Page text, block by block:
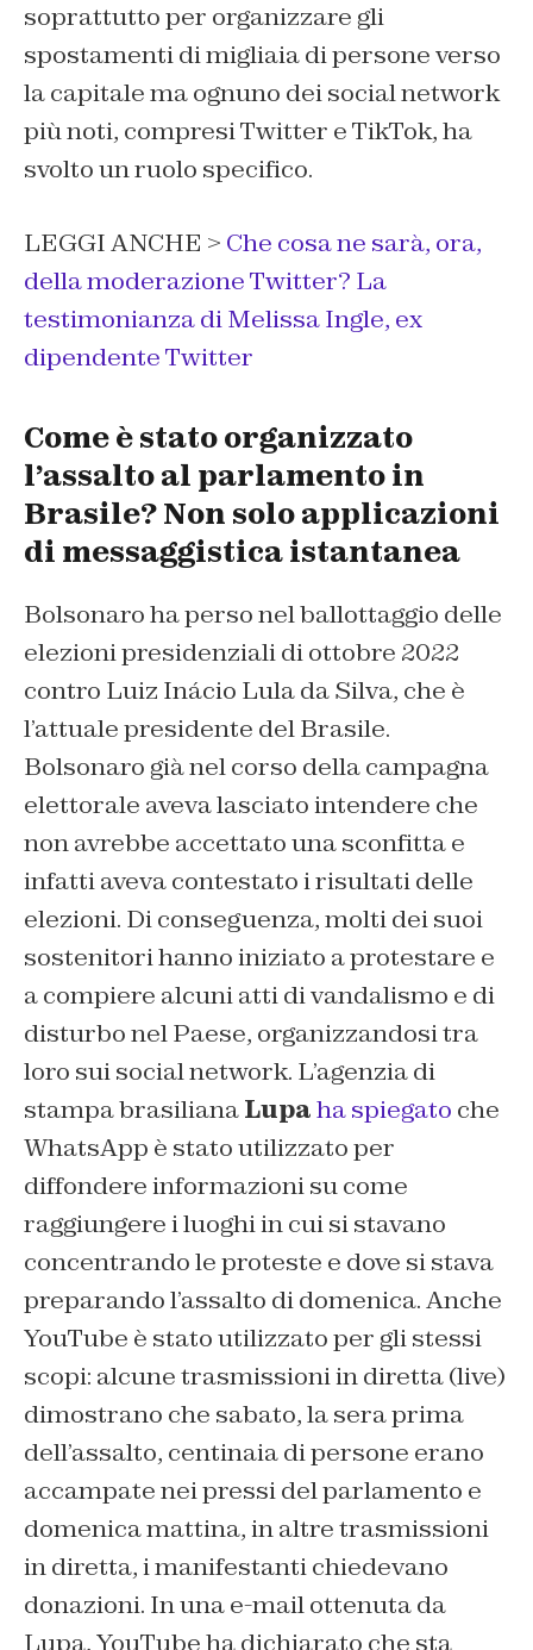
soprattutto per organizzare gli
spostamenti di migliaia di persone verso
la capitale ma ognuno dei social network
più noti, compresi Twitter e TikTok, ha
svolto un ruolo specifico.
LEGGI ANCHE > Che cosa ne sarà, ora,
della moderazione Twitter? La
testimonianza di Melissa Ingle, ex
dipendente Twitter
Come è stato organizzato
l’assalto al parlamento in
Brasile? Non solo applicazioni
di messaggistica istantanea
Bolsonaro ha perso nel ballottaggio delle
elezioni presidenziali di ottobre 2022
contro Luiz Inácio Lula da Silva, che è
l’attuale presidente del Brasile.
Bolsonaro già nel corso della campagna
elettorale aveva lasciato intendere che
non avrebbe accettato una sconfitta e
infatti aveva contestato i risultati delle
elezioni. Di conseguenza, molti dei suoi
sostenitori hanno iniziato a protestare e
a compiere alcuni atti di vandalismo e di
disturbo nel Paese, organizzandosi tra
loro sui social network. L’agenzia di
stampa brasilianaLupaha spiegato che
WhatsApp è stato utilizzato per
diffondere informazioni su come
raggiungere i luoghi in cui si stavano
concentrando le proteste e dove si stava
preparando l’assalto di domenica. Anche
YouTube è stato utilizzato per gli stessi
scopi: alcune trasmissioni in diretta (live)
dimostrano che sabato, la sera prima
dell’assalto, centinaia di persone erano
accampate nei pressi del parlamento e
domenica mattina, in altre trasmissioni
in diretta, i manifestanti chiedevano
donazioni. In una e-mail ottenuta da
Lupa, YouTube ha dichiarato che sta